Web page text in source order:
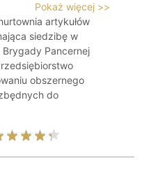
Pokaż więcej >>
artykułów
siedzibę w
Pancernej
obszernego
do